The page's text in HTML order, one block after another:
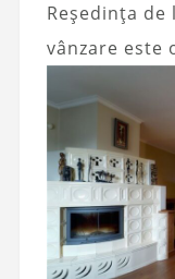
Reședința de
vânzare este